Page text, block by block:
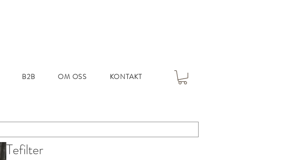
B2B OM OSS KONTAKT
Tefilter